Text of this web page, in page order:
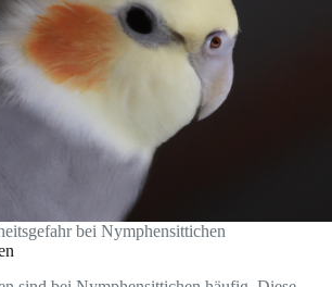
bei Nymphensittichen